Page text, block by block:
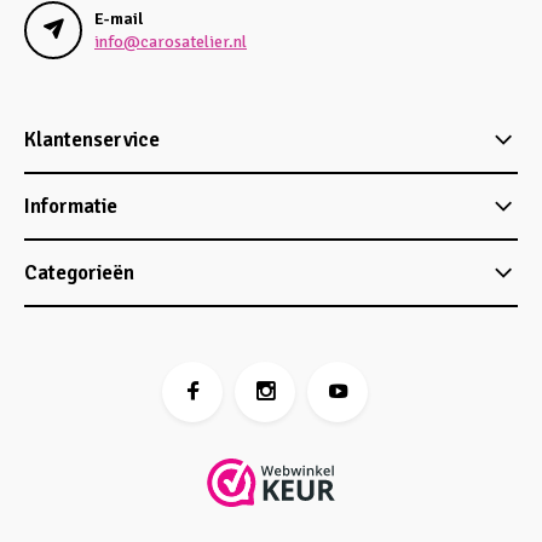
E-mail
info@carosatelier.nl
Klantenservice
Informatie
Categorieën